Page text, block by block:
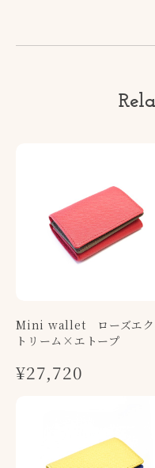
Mini wallet ローズエク
トリーム×エトープ
¥27,720